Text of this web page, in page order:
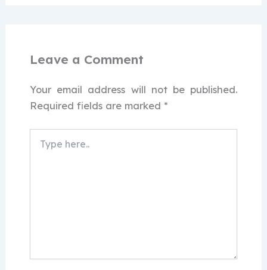
Leave a Comment
Your email address will not be published.
Required fields are marked *
here..